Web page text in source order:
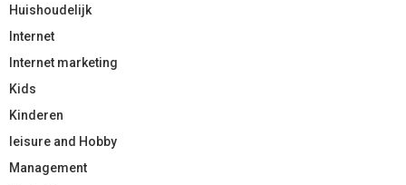
Huishoudelijk
Internet
Internet marketing
Kids
Kinderen
leisure and Hobby
Management